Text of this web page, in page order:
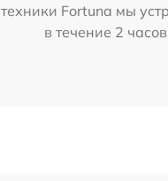
техники Fortuna мы
в течение 2